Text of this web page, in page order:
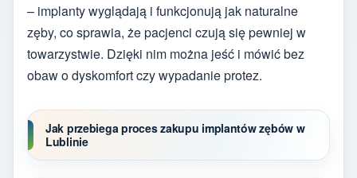
– implanty wyglądają i funkcjonują jak naturalne
zęby, co sprawia, że pacjenci czują się pewniej w
towarzystwie. Dzięki nim można jeść i mówić bez
obaw o dyskomfort czy wypadanie protez.
Jak przebiega proces zakupu implantów zębów w
Lublinie